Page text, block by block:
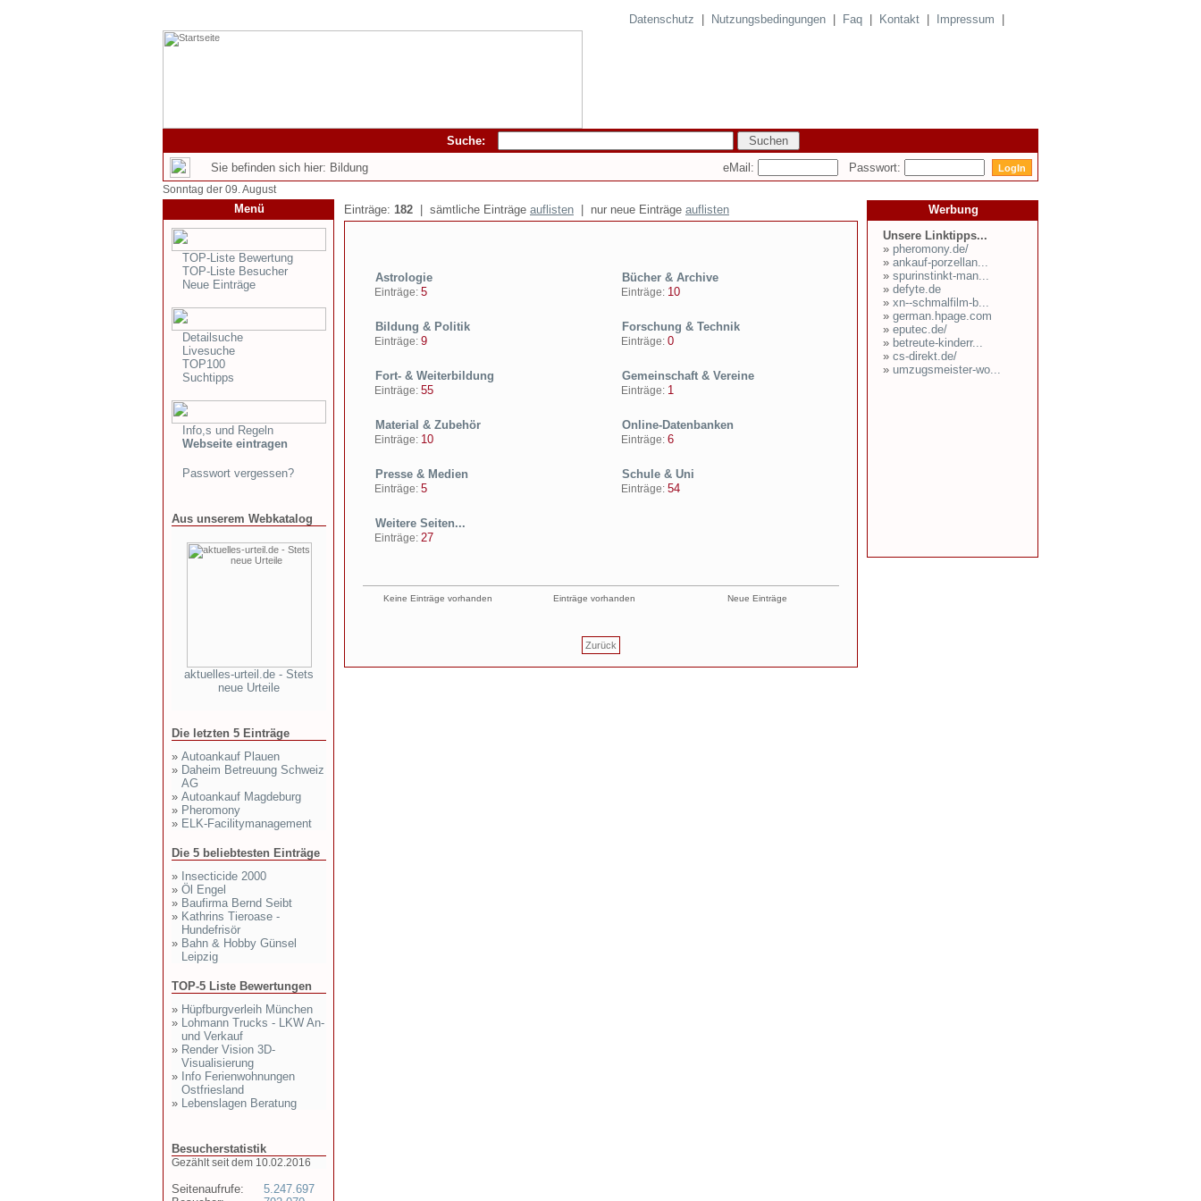
Datenschutz Nutzungsbedingungen Faq Kontakt Impressum
Suche:
Sie befinden sich hier: Bildung
eMail: Passwort:
Sonntag der 09. August
Menü
TOP-Liste Bewertung
TOP-Liste Besucher
Neue Einträge
Detailsuche
Livesuche
TOP100
Suchtipps
Info,s und Regeln
Webseite eintragen
Passwort vergessen?
Aus unserem Webkatalog
aktuelles-urteil.de - Stets
neue Urteile
Die letzten 5 Einträge
» Autoankauf Plauen
» Daheim Betreuung Schweiz
AG
» Autoankauf Magdeburg
» Pheromony
» ELK-Facilitymanagement
Die 5 beliebtesten Einträge
» Insecticide 2000
» Öl Engel
» Baufirma Bernd Seibt
» Kathrins Tieroase -
Hundefrisör
» Bahn & Hobby Günsel
Leipzig
TOP-5 Liste Bewertungen
» Hüpfburgverleih München
» Lohmann Trucks - LKW An-
und Verkauf
» Render Vision 3D-
Visualisierung
» Info Ferienwohnungen
Ostfriesland
» Lebenslagen Beratung
Besucherstatistik
Gezählt seit dem 10.02.2016
Seitenaufrufe:
5.247.697
Einträge: 182 | sämtliche Einträge auflisten | nur neue Einträge auflisten
Astrologie
Einträge: 5
Bücher & Archive
Einträge: 10
Bildung & Politik
Einträge: 9
Forschung & Technik
Einträge: 0
Fort- & Weiterbildung
Einträge: 55
Gemeinschaft & Vereine
Einträge: 1
Material & Zubehör
Einträge: 10
Online-Datenbanken
Einträge: 6
Presse & Medien
Einträge: 5
Schule & Uni
Einträge: 54
Weitere Seiten...
Einträge: 27
Keine Einträge vorhanden Einträge vorhanden Neue Einträge
Zurück
Werbung
Unsere Linktipps...
» pheromony.de/
» ankauf-porzellan...
» spurinstinkt-man...
» defyte.de
» xn--schmalfilm-b...
» german.hpage.com
» eputec.de/
» betreute-kinderr...
» cs-direkt.de/
» umzugsmeister-wo...